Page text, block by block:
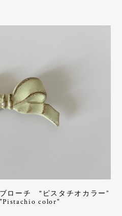
ローチ "ピスタチオカラー”
color"